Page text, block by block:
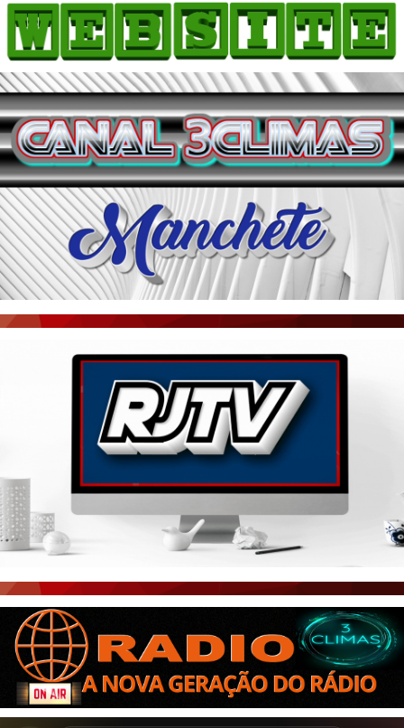
HOME
COMO ANUNCIAR
JORNAIS DO BRASIL
PODCAST/NOTÍCIAS
AS NOTÍCIAS DO DIA
ACONTECEU...VIROU MANCHETE!
BLOGS & COLUNAS
AGÊNCIA DE NOTÍCIAS
CNN BRASIL
PORTAL CEARÁ
ÚLTIMAS POSTAGENS
BOAS NOTÍCIAS...VIRAM MANCHETE!
CEARÁ BRASIL NOTÍCIAS
CEARÁ BRASIL MUNDO 1
BRASIL DE FATO
NOTÍCIAS GERAIS